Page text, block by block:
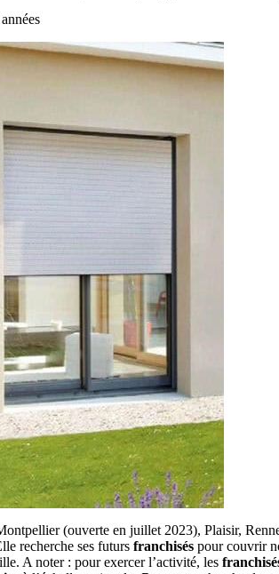
(ouverte en juillet 2023), Plaisir,
recherche ses futurs franchisés pour couvrir
A noter : pour exercer l’activité, les